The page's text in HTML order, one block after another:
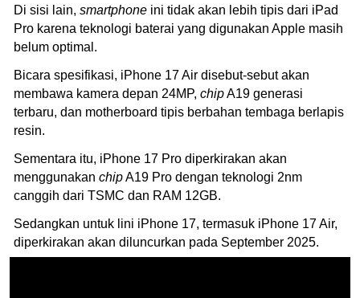
Di sisi lain, smartphone ini tidak akan lebih tipis dari iPad
Pro karena teknologi baterai yang digunakan Apple masih
belum optimal.
Bicara spesifikasi, iPhone 17 Air disebut-sebut akan
membawa kamera depan 24MP, chipA19 generasi
terbaru, dan motherboard tipis berbahan tembaga berlapis
resin.
Sementara itu, iPhone 17 Pro diperkirakan akan
menggunakan chipA19 Pro dengan teknologi 2nm
canggih dari TSMC dan RAM 12GB.
Sedangkan untuk lini iPhone 17, termasuk iPhone 17 Air,
diperkirakan akan diluncurkan pada September 2025.